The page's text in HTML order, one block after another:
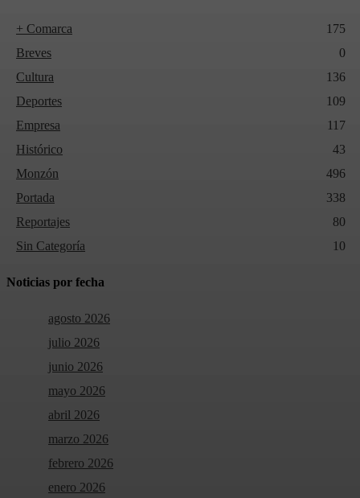
+ Comarca
175
Breves
0
Cultura
136
Deportes
109
Empresa
117
Histórico
43
Monzón
496
Portada
338
Reportajes
80
Sin Categoría
10
Noticias por fecha
agosto 2026
julio 2026
junio 2026
mayo 2026
abril 2026
marzo 2026
febrero 2026
enero 2026